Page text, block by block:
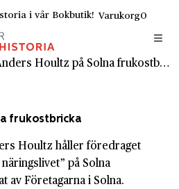
i vår Bokbutik! Varukorg0
Anders Houltz på Solna frukostbricka
frukostbricka
Houltz håller föredraget
på Solna
av Företagarna i Solna.